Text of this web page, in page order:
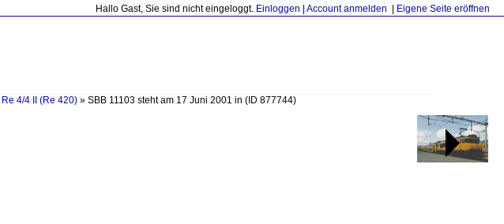
Hallo Gast, Sie sind nicht eingeloggt. Einloggen Account anmelden Eigene Seite eröffnen
Re 4/4 II (Re 420) » SBB 11103 steht am 17 Juni 2001 in (ID 877744)